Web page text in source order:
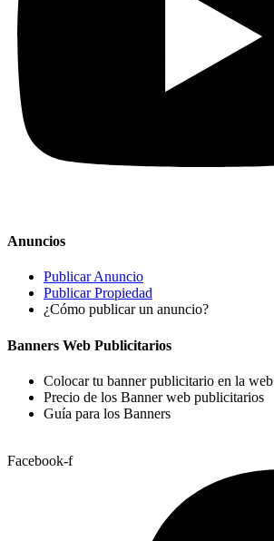
Anuncios
Publicar Anuncio
Publicar Propiedad
¿Cómo publicar un anuncio?
Banners Web Publicitarios
Colocar tu banner publicitario en la web
Precio de los Banner web publicitarios
Guía para los Banners
Facebook-f